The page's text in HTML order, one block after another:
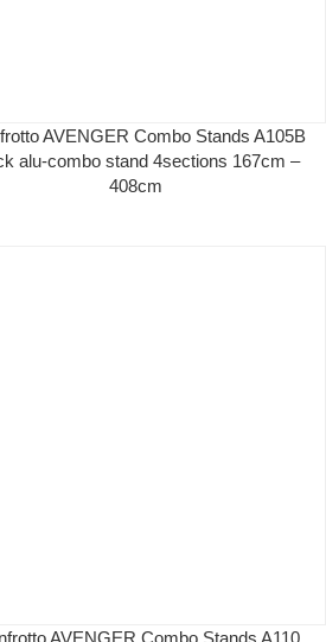
AVENGER Combo Stands A105B
alu-combo stand 4sections 167cm –
408cm
AVENGER Combo Stands A110